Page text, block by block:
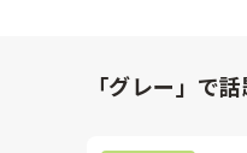
「グレー」で